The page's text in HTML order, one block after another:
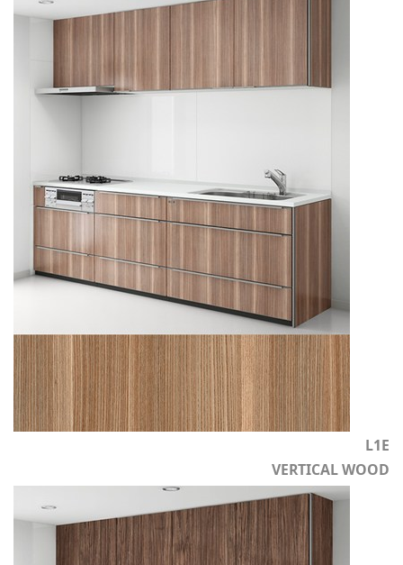
L1E
VERTICAL WOOD